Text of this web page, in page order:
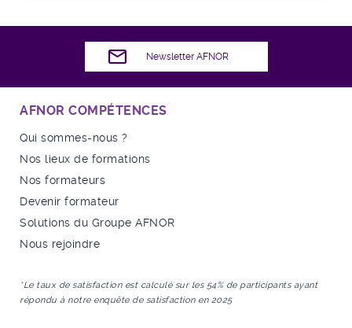
Newsletter AFNOR
AFNOR COMPÉTENCES
Qui sommes-nous ?
Nos lieux de formations
Nos formateurs
Devenir formateur
Solutions du Groupe AFNOR
Nous rejoindre
*Le taux de satisfaction est calculé sur les 54% de participants ayant
répondu à notre enquête de satisfaction en 2025